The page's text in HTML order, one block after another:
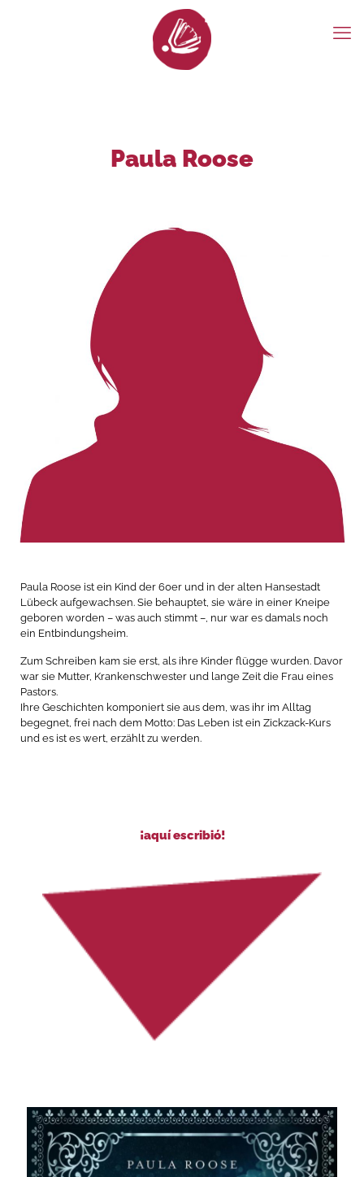
Paula Roose
Paula Roose ist ein Kind der 60er und in der alten Hansestadt
Lübeck aufgewachsen. Sie behauptet, sie wäre in einer Kneipe
geboren worden – was auch stimmt –, nur war es damals noch
ein Entbindungsheim.
Zum Schreiben kam sie erst, als ihre Kinder flügge wurden. Davor
war sie Mutter, Krankenschwester und lange Zeit die Frau eines
Pastors.
Ihre Geschichten komponiert sie aus dem, was ihr im Alltag
begegnet, frei nach dem Motto: Das Leben ist ein Zickzack-Kurs
und es ist es wert, erzählt zu werden.
¡aquí escribió!